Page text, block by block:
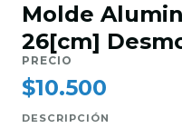
Molde
26[cm]
PRECIO
$10.500
DESCRIPCIÓN